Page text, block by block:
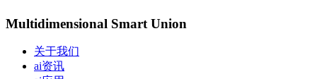
Multidimensional Smart Union
关于我们
ai资讯